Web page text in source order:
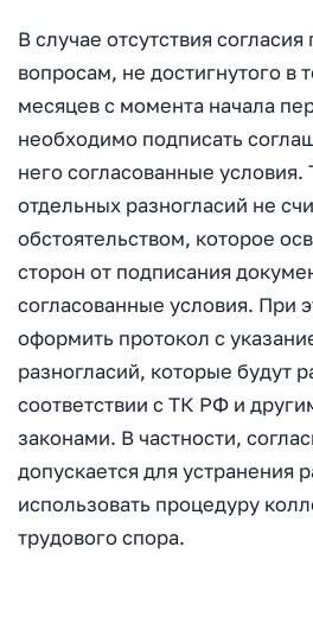
В случае отсутствия
вопросам, не достигнутого в
месяцев с момента начала
необходимо подписать
него согласованные условия.
отдельных разногласий не
обстоятельством, которое
сторон от подписания
согласованные условия. При
оформить протокол с
разногласий, которые будут
соответствии с ТК РФ и
законами. В частности,
допускается для устранения
использовать процедуру
трудового спора.